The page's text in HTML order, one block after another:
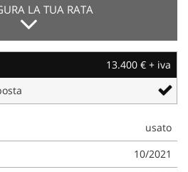
LA TUA RATA
13.400 € + iva
usato
10/2021